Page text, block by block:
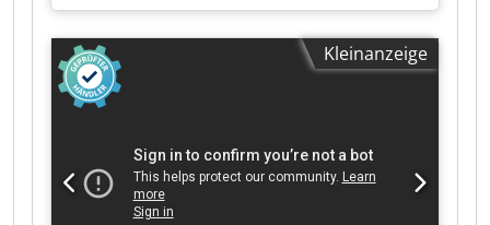
bieten diese gebrauchte Mimaki TxF300-75 DTF
Rollendruckmaschine und dazugehörigen Adkins
Trockner mit Pulvereinheit an. Baujahr: 2024
Zustand: Einsatzbereit /aktuell noch in
Benutzung. ansonsten siehe Fotos Cjdjzn Iqqjpfx
gleicher Bauart. Wenn Sie Rückfragen haben
oder mehr Informationen benötigen, schreiben
Sie uns gerne eine Nachricht oder rufen uns an.
Kleinanzeige